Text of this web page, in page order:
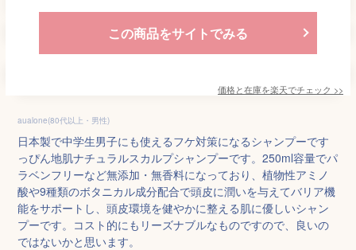
この商品をサイトでみる
価格と在庫を楽天でチェック >>
aualone(80代以上・男性)
日本製で中学生男子にも使えるフケ対策になるシャンプーです
っぴん地肌ナチュラルスカルプシャンプーです。250ml容量でパ
ラベンフリーなど無添加・無香料になっており、植物性アミノ
酸や9種類のボタニカル成分配合で頭皮に潤いを与えてバリア機
能をサポートし、頭皮環境を健やかに整える肌に優しいシャン
プーです。コスト的にもリーズナブルなものですので、良いの
ではないかと思います。